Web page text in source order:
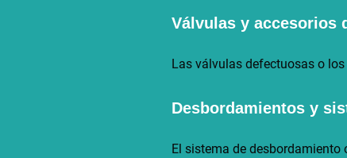
Válvulas y accesorios
Las válvulas defectuosas o
Desbordamientos y
El sistema de desbordamiento